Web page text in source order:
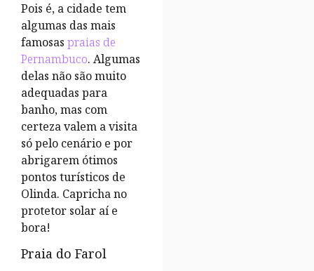
Pois é, a cidade tem
algumas das mais
famosas praias de
Pernambuco. Algumas
delas não são muito
adequadas para
banho, mas com
certeza valem a visita
só pelo cenário e por
abrigarem ótimos
pontos turísticos de
Olinda. Capricha no
protetor solar aí e
bora!
Praia do Farol